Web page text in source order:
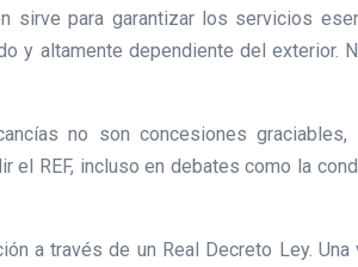
para garantizar los servicios
y altamente dependiente del exterior.
no son concesiones graciables,
REF, incluso en debates como la
a través de un Real Decreto Ley. Una